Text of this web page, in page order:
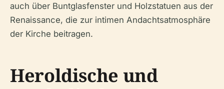
auch über Buntglasfenster und Holzstatuen aus der
Renaissance, die zur intimen Andachtsatmosphäre
der Kirche beitragen.
Heroldische und